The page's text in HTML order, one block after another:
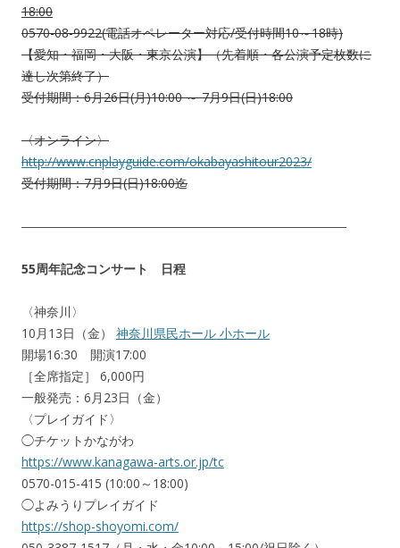
18:00
0570-08-9922(電話オペレーター対応/受付時間10～18時)
【愛知・福岡・大阪・東京公演】（先着順・各公演予定枚数に
達し次第終了）
受付期間：6月26日(月)10:00 ～ 7月9日(日)18:00
〈オンライン〉
http://www.cnplayguide.com/okabayashitour2023/
受付期間：7月9日(日)18:00迄
――――――――――――――――――――――――――
55周年記念コンサート 日程
〈神奈川〉
10月13日（金） 神奈川県民ホール 小ホール
開場16:30 開演17:00
［全席指定］ 6,000円
一般発売：6月23日（金）
〈プレイガイド〉
◯チケットかながわ
https://www.kanagawa-arts.or.jp/tc
0570-015-415 (10:00～18:00)
◯よみうりプレイガイド
https://shop-shoyomi.com/